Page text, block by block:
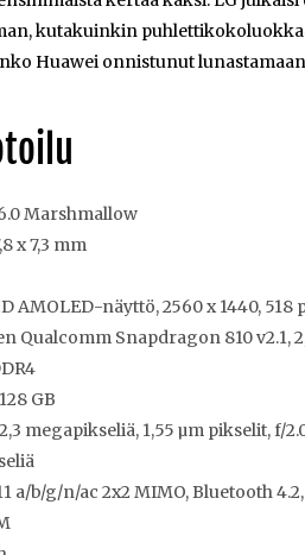
kutakuinkin
Huawei onnistunut
Marshmallow
x 7,3 mm
AMOLED-näyttö, 2560 x 1440, 518
Qualcomm Snapdragon 810 v2.1,
GB
megapikseliä, 1,55 µm pikselit, f/
a/b/g/n/ac 2x2 MIMO, Bluetooth